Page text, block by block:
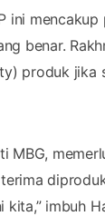
ini
benar.
produk
imbuh